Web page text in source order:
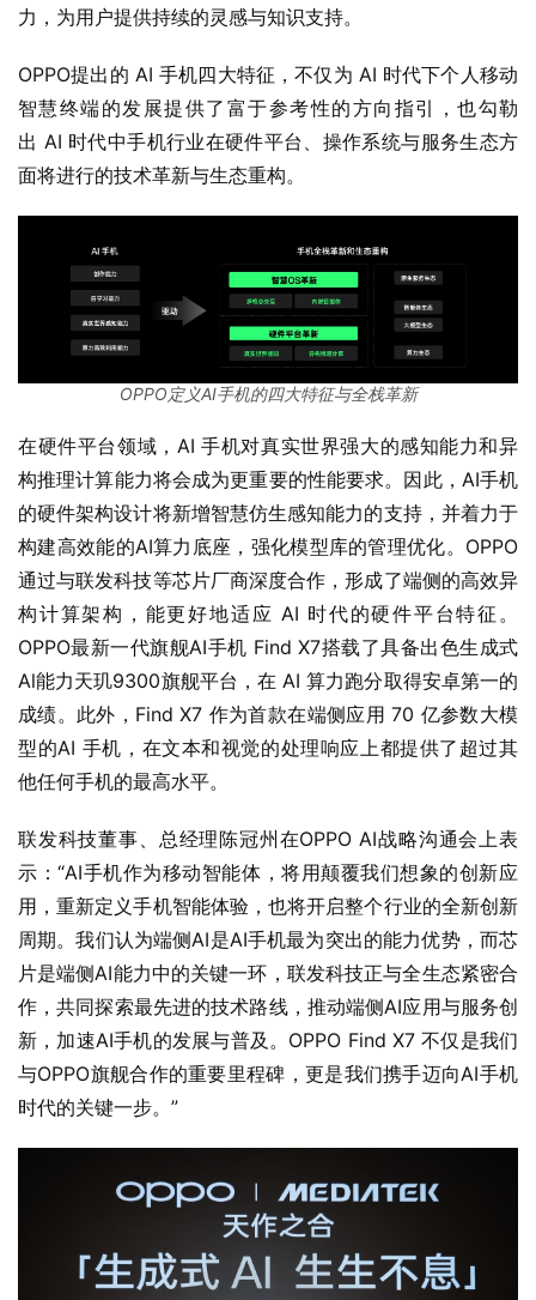
力，为用户提供持续的灵感与知识支持。
OPPO提出的 AI 手机四大特征，不仅为 AI 时代下个人移动
智慧终端的发展提供了富于参考性的方向指引，也勾勒
出 AI 时代中手机行业在硬件平台、操作系统与服务生态方
面将进行的技术革新与生态重构。
OPPO定义AI手机的四大特征与全栈革新
在硬件平台领域，AI 手机对真实世界强大的感知能力和异
构推理计算能力将会成为更重要的性能要求。因此，AI手机
的硬件架构设计将新增智慧仿生感知能力的支持，并着力于
构建高效能的AI算力底座，强化模型库的管理优化。OPPO
通过与联发科技等芯片厂商深度合作，形成了端侧的高效异
构计算架构，能更好地适应 AI 时代的硬件平台特征。
OPPO最新一代旗舰AI手机 Find X7搭载了具备出色生成式
Al能力天玑9300旗舰平台，在 AI 算力跑分取得安卓第一的
成绩。此外，Find X7 作为首款在端侧应用 70 亿参数大模
型的AI 手机，在文本和视觉的处理响应上都提供了超过其
他任何手机的最高水平。
联发科技董事、总经理陈冠州在OPPO AI战略沟通会上表
示：“AI手机作为移动智能体，将用颠覆我们想象的创新应
用，重新定义手机智能体验，也将开启整个行业的全新创新
周期。我们认为端侧AI是AI手机最为突出的能力优势，而芯
片是端侧AI能力中的关键一环，联发科技正与全生态紧密合
作，共同探索最先进的技术路线，推动端侧AI应用与服务创
新，加速AI手机的发展与普及。OPPO Find X7 不仅是我们
与OPPO旗舰合作的重要里程碑，更是我们携手迈向AI手机
时代的关键一步。”